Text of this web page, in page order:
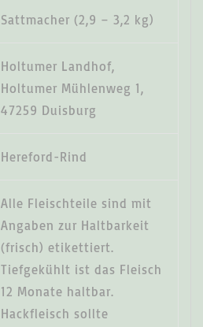
Sattmacher (2,9 – 3,2 kg)
Holtumer Landhof,
Holtumer Mühlenweg 1,
47259 Duisburg
Hereford-Rind
Alle Fleischteile sind mit
Angaben zur Haltbarkeit
(frisch) etikettiert.
Tiefgekühlt ist das Fleisch
12 Monate haltbar.
Hackfleisch sollte